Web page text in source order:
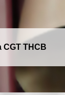
CGT THCB